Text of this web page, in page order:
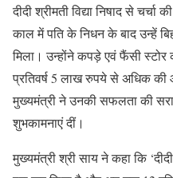
दीदी श्रीमती विद्या निषाद से चर्चा
काल में पति के निधन के बाद उन्हें
मिला। उन्होंने कपड़े एवं फैंसी
प्रतिवर्ष 5 लाख रुपये से अधिक की
मुख्यमंत्री ने उनकी सफलता की
शुभकामनाएं दीं।
मुख्यमंत्री श्री साय ने कहा कि